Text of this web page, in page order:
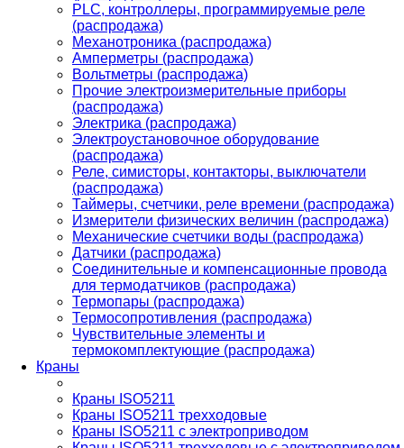
PLС, контроллеры, программируемые реле
(распродажа)
Механотроника (распродажа)
Амперметры (распродажа)
Вольтметры (распродажа)
Прочие электроизмерительные приборы
(распродажа)
Электрика (распродажа)
Электроустановочное оборудование
(распродажа)
Реле, симисторы, контакторы, выключатели
(распродажа)
Таймеры, счетчики, реле времени (распродажа)
Измерители физических величин (распродажа)
Механические счетчики воды (распродажа)
Датчики (распродажа)
Соединительные и компенсационные провода
для термодатчиков (распродажа)
Термопары (распродажа)
Термосопротивления (распродажа)
Чувствительные элементы и
термокомплектующие (распродажа)
Краны
Краны ISO5211
Краны ISO5211 трехходовые
Краны ISO5211 с электроприводом